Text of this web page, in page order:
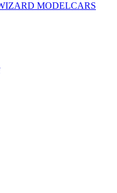
MODELCARS